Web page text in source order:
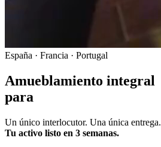
España · Francia · Portugal
Amueblamiento integral
para
Un único interlocutor. Una única entrega.
Tu activo listo en 3 semanas.